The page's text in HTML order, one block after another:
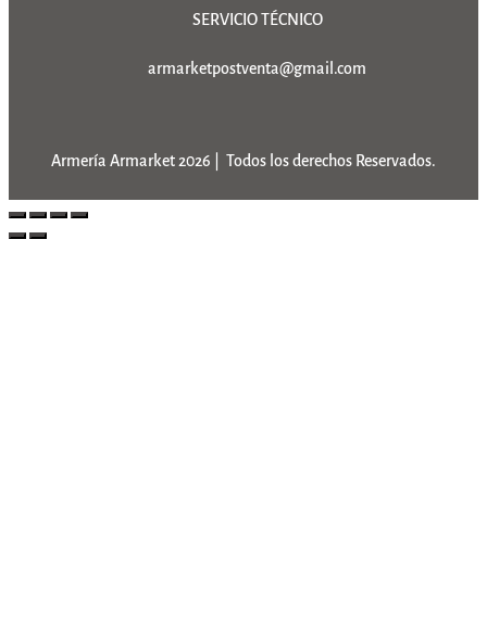
SERVICIO TÉCNICO
armarketpostventa@gmail.com
Armería Armarket 2026 | Todos los derechos Reservados.